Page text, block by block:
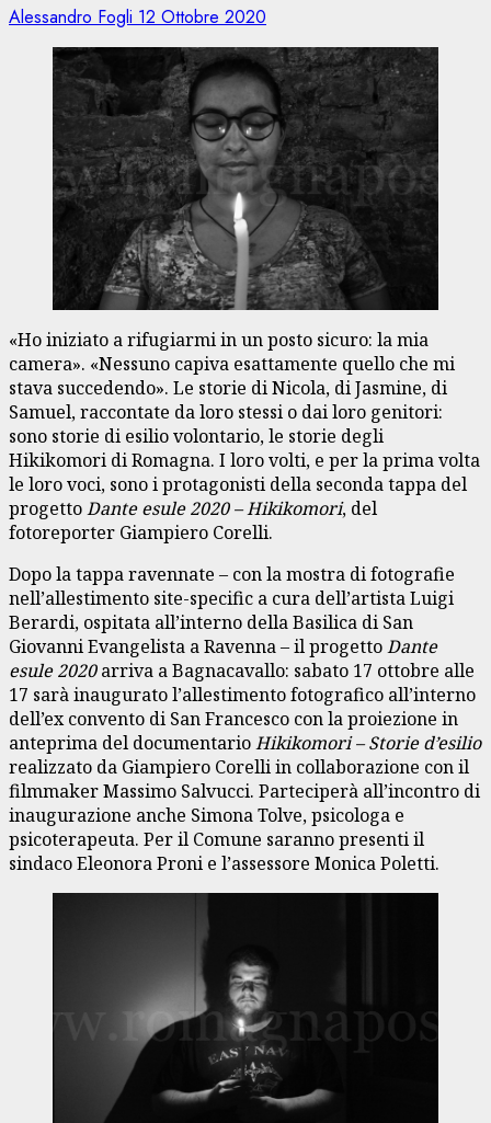
Alessandro Fogli 12 Ottobre 2020
«Ho iniziato a rifugiarmi in un posto sicuro: la mia
camera». «Nessuno capiva esattamente quello che mi
stava succedendo». Le storie di Nicola, di Jasmine, di
Samuel, raccontate da loro stessi o dai loro genitori:
sono storie di esilio volontario, le storie degli
Hikikomori di Romagna. I loro volti, e per la prima volta
le loro voci, sono i protagonisti della seconda tappa del
progettoDante esule 2020 – Hikikomori, del
fotoreporter Giampiero Corelli.
Dopo la tappa ravennate – con la mostra di fotografie
nell’allestimento site-specific a cura dell’artista Luigi
Berardi, ospitata all’interno della Basilica di San
Giovanni Evangelista a Ravenna – il progettoDante
esule 2020arriva a Bagnacavallo: sabato 17 ottobre alle
17 sarà inaugurato l’allestimento fotografico all’interno
dell’ex convento di San Francesco con la proiezione in
anteprima del documentarioHikikomori – Storie d’esilio
realizzato da Giampiero Corelli in collaborazione con il
filmmaker Massimo Salvucci. Parteciperà all’incontro di
inaugurazione anche Simona Tolve, psicologa e
psicoterapeuta. Per il Comune saranno presenti il
sindaco Eleonora Proni e l’assessore Monica Poletti.